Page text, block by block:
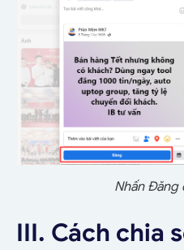
Nhấn Đăng
III. Cách chia